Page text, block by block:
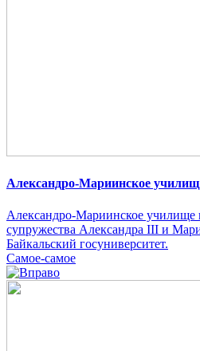
Александро-Мариинское
Александро-Мариинское училище
супружества Александра III и
Байкальский госуниверситет.
Самое-самое